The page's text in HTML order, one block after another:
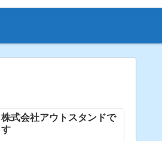
株式会社アウトスタンドで
す